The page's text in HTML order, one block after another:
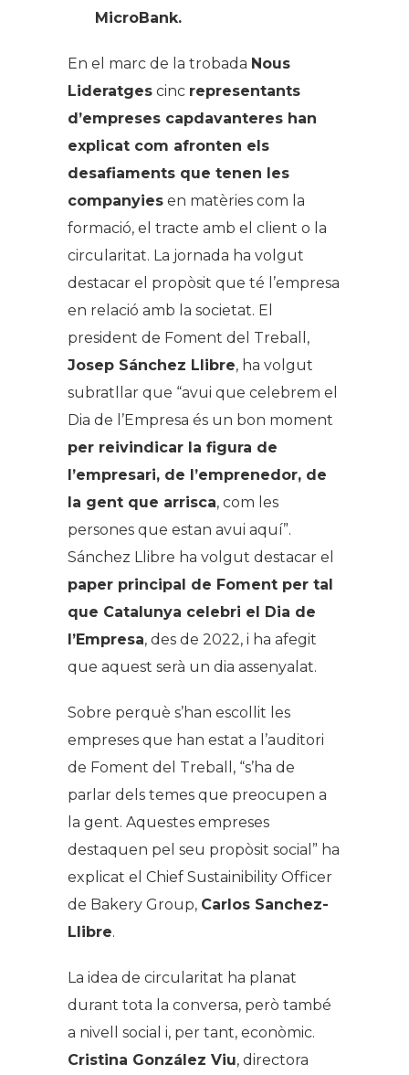
MicroBank.
En el marc de la trobada Nous
Lideratges cinc representants
d’empreses capdavanteres han
explicat com afronten els
desafiaments que tenen les
companyies en matèries com la
formació, el tracte amb el client o la
circularitat. La jornada ha volgut
destacar el propòsit que té l’empresa
en relació amb la societat. El
president de Foment del Treball,
Josep Sánchez Llibre, ha volgut
subratllar que “avui que celebrem el
Dia de l’Empresa és un bon moment
per reivindicar la figura de
l’empresari, de l’emprenedor, de
la gent que arrisca, com les
persones que estan avui aquí”.
Sánchez Llibre ha volgut destacar el
paper principal de Foment per tal
que Catalunya celebri el Dia de
l’Empresa, des de 2022, i ha afegit
que aquest serà un dia assenyalat.
Sobre perquè s’han escollit les
empreses que han estat a l’auditori
de Foment del Treball, “s’ha de
parlar dels temes que preocupen a
la gent. Aquestes empreses
destaquen pel seu propòsit social” ha
explicat el Chief Sustainibility Officer
de Bakery Group, Carlos Sanchez-
Llibre.
La idea de circularitat ha planat
durant tota la conversa, però també
a nivell social i, per tant, econòmic.
Cristina González Viu, directora